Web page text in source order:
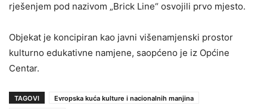
rješenjem pod nazivom „Brick Line“ osvojili prvo mjesto.
Objekat je koncipiran kao javni višenamjenski prostor
kulturno edukativne namjene, saopćeno je iz Općine
Centar.
TAGOVI
Evropska kuća kulture i nacionalnih manjina